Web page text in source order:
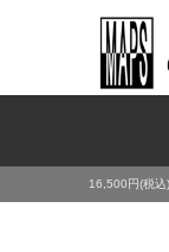
16,500円(税込